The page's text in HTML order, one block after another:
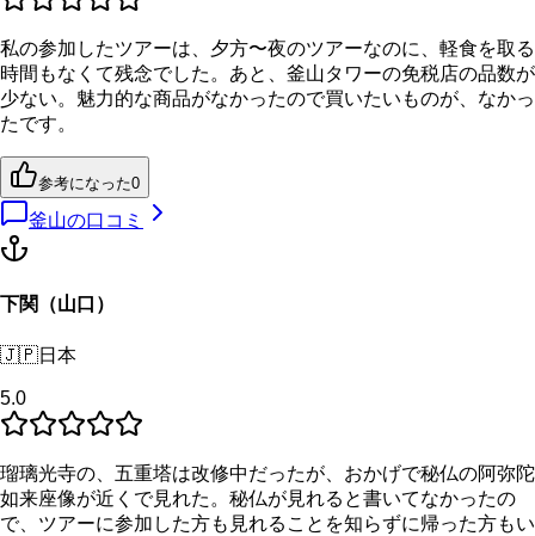
私の参加したツアーは、夕方〜夜のツアーなのに、軽食を取る
時間もなくて残念でした。あと、釜山タワーの免税店の品数が
少ない。魅力的な商品がなかったので買いたいものが、なかっ
たです。
参考になった0
釜山の口コミ
下関（山口）
🇯🇵日本
5.0
瑠璃光寺の、五重塔は改修中だったが、おかげで秘仏の阿弥陀
如来座像が近くで見れた。秘仏が見れると書いてなかったの
で、ツアーに参加した方も見れることを知らずに帰った方もい